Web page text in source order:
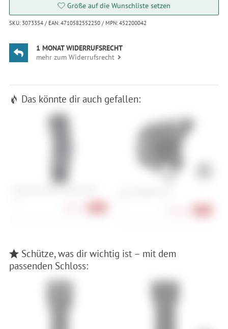
Größe auf die Wunschliste setzen
SKU: 3073354 / EAN: 4710582552250 / MPN: 452200042
1 MONAT WIDERRUFSRECHT
mehr zum Widerrufsrecht
Das könnte dir auch gefallen:
Schütze, was dir wichtig ist – mit dem
passenden Schloss: